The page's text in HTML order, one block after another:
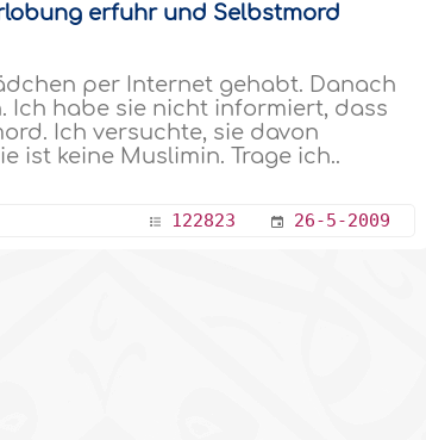
erfuhr und Selbstmord
per Internet gehabt. Danach
Ich habe sie nicht informiert, dass
Ich versuchte, sie davon
ist keine Muslimin. Trage ich..
122823 26-5-2009